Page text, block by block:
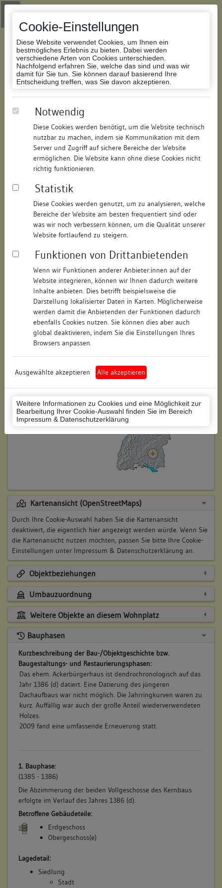
Cookie-Einstellungen
Diese Website verwendet Cookies, um Ihnen ein
bestmögliches Erlebnis zu bieten. Dabei werden
verschiedene Arten von Cookies unterschieden.
Nachfolgend erfahren Sie, welche das sind und was wir
damit für Sie tun. Sie können darauf basierend Ihre
Entscheidung treffen, was Sie davon akzeptieren.
Notwendig
Diese Cookies werden benötigt, um die Website technisch
nutzbar zu machen, indem sie Kommunikation mit dem
Server und Zugriff auf sichere Bereiche der Website
ermöglichen. Die Website kann ohne diese Cookies nicht
richtig funktionieren.
Statistik
Diese Cookies werden genutzt, um zu analysieren, welche
Bereiche der Website am besten frequentiert sind oder
was wir noch verbessern können, um die Qualität unserer
Website fortlaufend zu steigern.
Funktionen von Drittanbietenden
Wenn wir Funktionen anderer Anbieter:innen auf der
Website integrieren, können wir Ihnen dadurch weitere
Inhalte anbieten. Dies betrifft beispielsweise die
Darstellung lokalisierter Daten in Karten. Möglicherweise
werden damit die Anbietenden der Funktionen dadurch
ebenfalls Cookies nutzen. Sie können dies aber auch
global deaktivieren, indem Sie die Einstellungen Ihres
Browsers anpassen.
Ausgewählte akzeptieren Alle akzeptieren
Weitere Informationen zu Cookies und eine Möglichkeit zur
Bearbeitung Ihrer Cookie-Auswahl finden Sie im Bereich
Impressum & Datenschutzerklärung
Zur Navigation springen
Zum Inhalt der Website springen
Datenbank Bauforschung/Restaurierung
107089170218/Datum:17.10.2014
Datenbestand:
Bauforschung
Als PDF herunterladen:
Objektdaten
Straße: Froschlache
Hausnummer: 4
Postleitzahl: 88499
Stadt-Teilort: Riedlingen
Regierungsbezirk: Tübingen
Biberach (Landkreis)
Wohnplatzschlüssel: 8426097010
Flurstücknummer: keine
Historischer Straßenname: keiner
Lage des Wohnplatzes:
Kartenansicht (OpenStreetMaps)
Durch Ihre Cookie-Auswahl haben Sie die Kartenansicht
deaktiviert, die eigentlich hier angezeigt werden würde. Wenn Sie
die Kartenansicht nutzen möchten, passen Sie bitte Ihre Cookie-
Einstellungen unter Impressum & Datenschutzerklärung an.
Objektbeziehungen
Umbauzuordnung
Weitere Objekte an diesem Wohnplatz
Bauphasen
Kurzbeschreibung der Bau-/Objektgeschichte bzw.
Baugestaltungs- und Restaurierungsphasen:
Das ehem. Ackerbürgerhaus ist dendrochronologisch auf das
Jahr 1386 (d) datiert. Eine Datierung des jüngeren
Dachaufbaus war nicht möglich. Die Jahrringkurven waren zu
kurz. Auffällig war auch der große Anteil wiederverwendeten
Holzes.
2009 fand eine umfassende Erneuerung statt.
1. Bauphase:
(1385 - 1386)
Die Abzimmerung der beiden Vollgeschosse des Kernbaus
erfolgte im Verlauf des Jahres 1386 (d).
Betroffene Gebäudeteile:
Erdgeschoss
Obergeschoss(e)
Lagedetail:
Siedlung
Stadt